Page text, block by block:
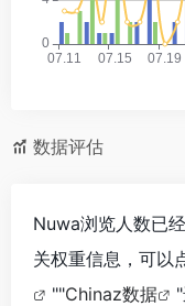
数据评估
Nuwa浏览人数已
关权重信息，可以
""Chinaz数据